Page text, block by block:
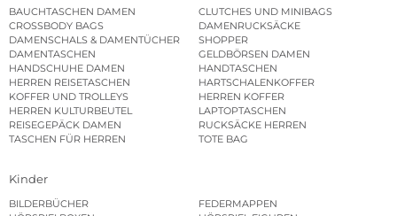
BAUCHTASCHEN DAMEN
CLUTCHES UND MINIBAGS
CROSSBODY BAGS
DAMENRUCKSÄCKE
DAMENSCHALS & DAMENTÜCHER
SHOPPER
DAMENTASCHEN
GELDBÖRSEN DAMEN
HANDSCHUHE DAMEN
HANDTASCHEN
HERREN REISETASCHEN
HARTSCHALENKOFFER
KOFFER UND TROLLEYS
HERREN KOFFER
HERREN KULTURBEUTEL
LAPTOPTASCHEN
REISEGEPÄCK DAMEN
RUCKSÄCKE HERREN
TASCHEN FÜR HERREN
TOTE BAG
Kinder
BILDERBÜCHER
FEDERMAPPEN